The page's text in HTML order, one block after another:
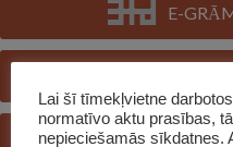
E-
Lai šī tīmekļvietne
normatīvo aktu prasības,
nepieciešamās sīkdatnes.